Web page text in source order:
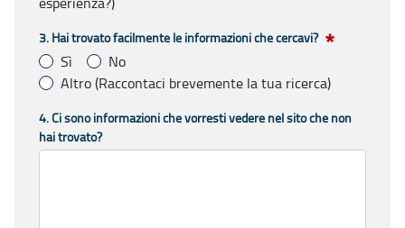
Obbligatorio
3. Hai trovato facilmente le informazioni che cercavi?
Sì
No
Altro (Raccontaci brevemente la tua ricerca)
Obbligatorio
4. Ci sono informazioni che vorresti vedere nel sito che non
hai trovato?